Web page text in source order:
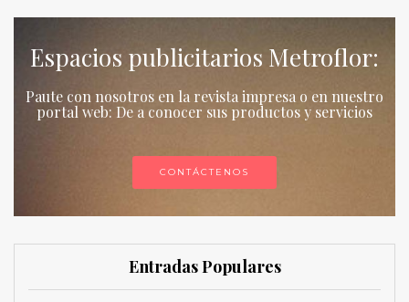
Espacios publicitarios Metroflor:
Paute con nosotros en la revista impresa o en nuestro
portal web: De a conocer sus productos y servicios
CONTÁCTENOS
Entradas Populares